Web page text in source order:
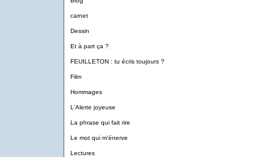
carnet
Dessin
Et à part ça ?
FEUILLETON : tu écris toujours ?
Film
Hommages
L'Alerte joyeuse
La phrase qui fait rire
Le mot qui m'énerve
Lectures